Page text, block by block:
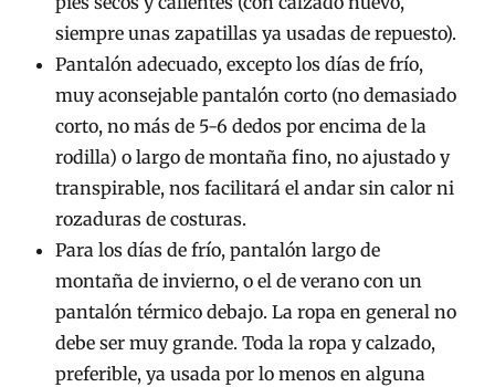
siempre unas zapatillas ya usadas de repuesto).
Pantalón adecuado, excepto los días de frío,
muy aconsejable pantalón corto (no demasiado
corto, no más de 5-6 dedos por encima de la
rodilla) o largo de montaña fino, no ajustado y
transpirable, nos facilitará el andar sin calor ni
rozaduras de costuras.
Para los días de frío, pantalón largo de
montaña de invierno, o el de verano con un
pantalón térmico debajo. La ropa en general no
debe ser muy grande. Toda la ropa y calzado,
preferible, ya usada por lo menos en alguna